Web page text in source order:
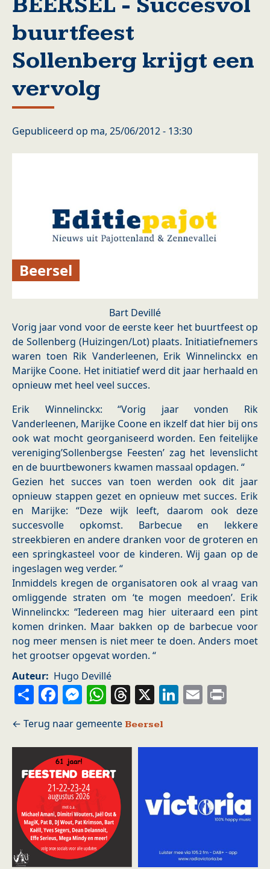
buurtfeest
Sollenberg krijgt een
vervolg
Gepubliceerd op ma, 25/06/2012 - 13:30
Beersel
Bart Devillé
Vorig jaar vond voor de eerste keer het buurtfeest op
de Sollenberg (Huizingen/Lot) plaats. Initiatiefnemers
waren toen Rik Vanderleenen, Erik Winnelinckx en
Marijke Coone. Het initiatief werd dit jaar herhaald en
opnieuw met heel veel succes.
Erik Winnelinckx: “Vorig jaar vonden Rik
Vanderleenen, Marijke Coone en ikzelf dat hier bij ons
ook wat mocht georganiseerd worden. Een feitelijke
vereniging’Sollenbergse Feesten’ zag het levenslicht
en de buurtbewoners kwamen massaal opdagen. “
Gezien het succes van toen werden ook dit jaar
opnieuw stappen gezet en opnieuw met succes. Erik
en Marijke: “Deze wijk leeft, daarom ook deze
succesvolle opkomst. Barbecue en lekkere
streekbieren en andere dranken voor de groteren en
een springkasteel voor de kinderen. Wij gaan op de
ingeslagen weg verder. “
Inmiddels kregen de organisatoren ook al vraag van
omliggende straten om ‘te mogen meedoen’. Erik
Winnelinckx: “Iedereen mag hier uiteraard een pint
komen drinken. Maar bakken op de barbecue voor
nog meer mensen is niet meer te doen. Anders moet
het grootser opgevat worden. “
Auteur
Hugo Devillé
ShareFacebook
Messenger
WhatsApp
Threads
X LinkedIn
Email
Beersel